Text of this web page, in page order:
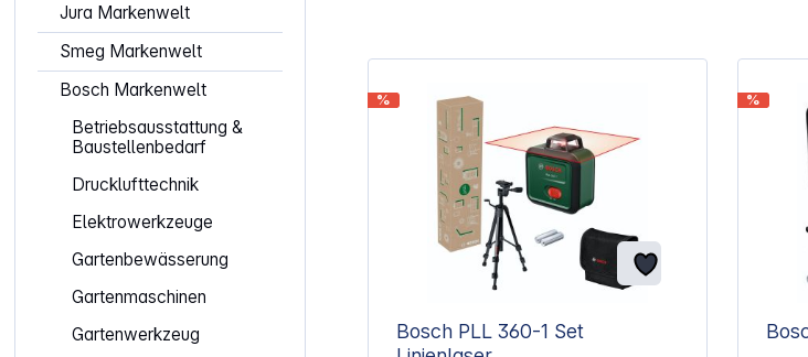
Jura Markenwelt
Smeg Markenwelt
Bosch Markenwelt
Betriebsausstattung &
Baustellenbedarf
Drucklufttechnik
Elektrowerkzeuge
Gartenbewässerung
Gartenmaschinen
Gartenwerkzeug
%
Bosch PLL 360-1 Set
%